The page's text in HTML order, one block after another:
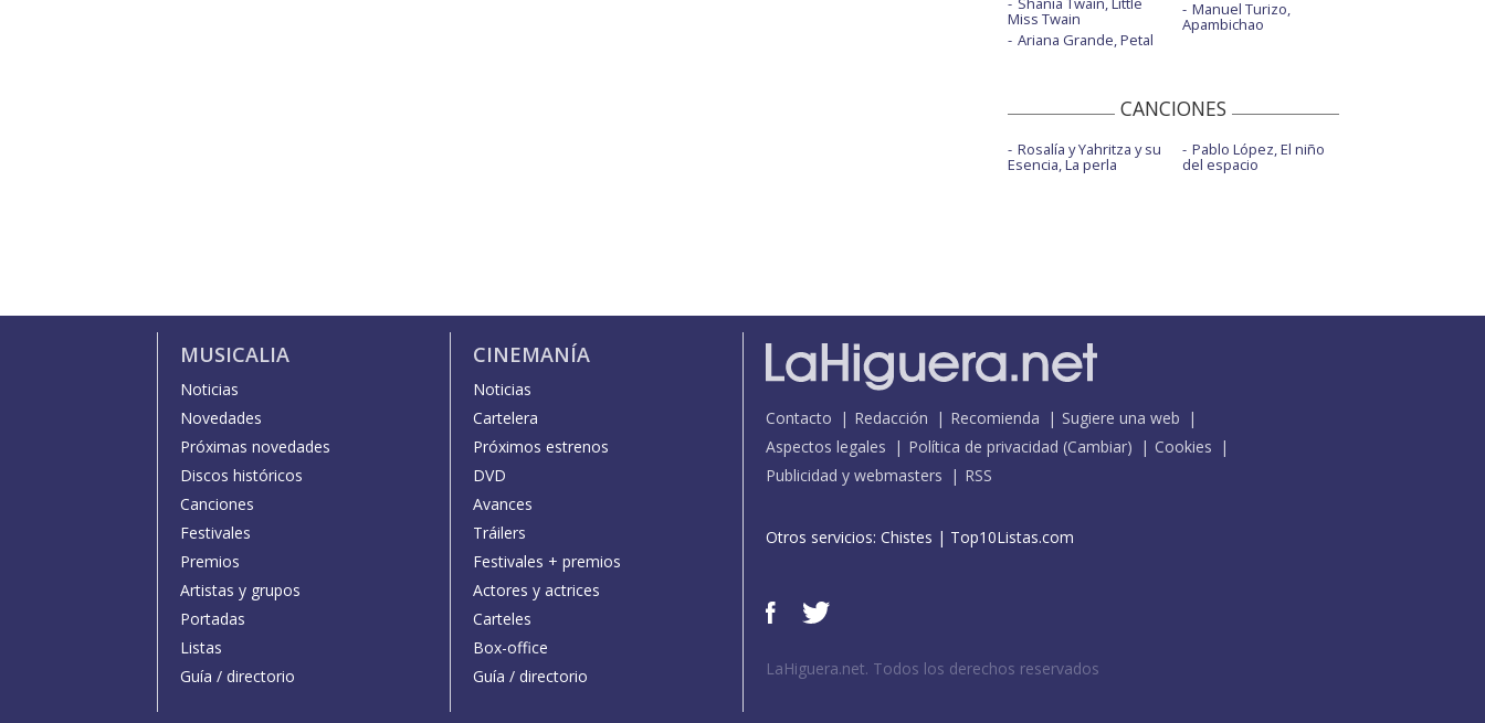
Miss Twain
Ariana Grande, Petal
Manuel Turizo,
Apambichao
CANCIONES
Rosalía y Yahritza y su
Esencia, La perla
Pablo López, El niño
del espacio
MUSICALIA
Noticias
Novedades
Próximas novedades
Discos históricos
Canciones
Festivales
Premios
Artistas y grupos
Portadas
Listas
Guía / directorio
CINEMANÍA
Noticias
Cartelera
Próximos estrenos
DVD
Avances
Tráilers
Festivales + premios
Actores y actrices
Carteles
Box-office
Guía / directorio
Contacto Redacción Recomienda
Sugiere una web
Aspectos legales
Política de privacidad (Cambiar)
Cookies
Publicidad y webmasters
RSS
Otros servicios: Chistes | Top10Listas.com
LaHiguera.net. Todos los derechos reservados